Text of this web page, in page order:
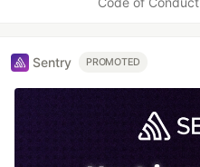
Sentry PROMOTED